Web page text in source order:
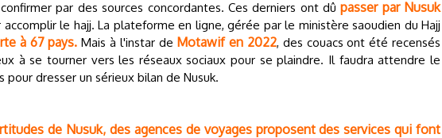
par des sources concordantes. Ces derniers ont dûpasser par Nusuk
le hajj. La plateforme en ligne, gérée par le ministère saoudien du Hajj
à 67 pays. Mais à l'instar de Motawif en 2022, des couacs ont été recensés
à se tourner vers les réseaux sociaux pour se plaindre. Il faudra attendre le
dresser un sérieux bilan de Nusuk.
de Nusuk, des agences de voyages proposent des services qui font